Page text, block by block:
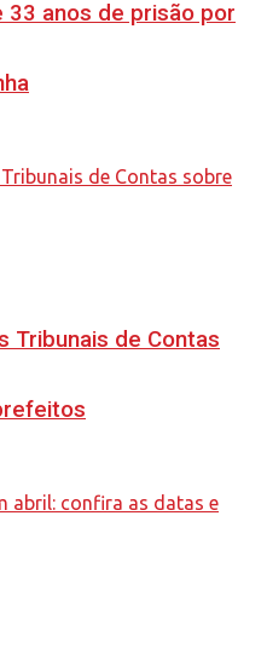
33 anos de prisão por
Tribunais de Contas